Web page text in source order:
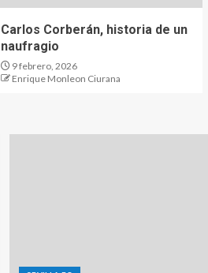
Carlos Corberán, historia de un
naufragio
9 febrero, 2026
Enrique Monleon Ciurana